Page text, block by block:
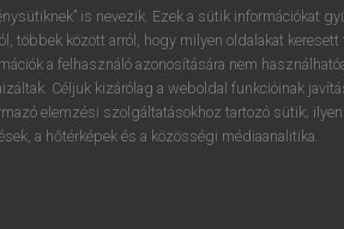
is nevezik. Ezek a sütik információkat
többek között arról, hogy milyen oldalakat keresett
a felhasználó azonosítására nem
Céljuk kizárólag a weboldal funkcióinak
elemzési szolgáltatásokhoz tartozó sütik;
a hőtérképek és a közösségi médiaanalitika.
r t z u i
f g h j k l é
c v b n m , .